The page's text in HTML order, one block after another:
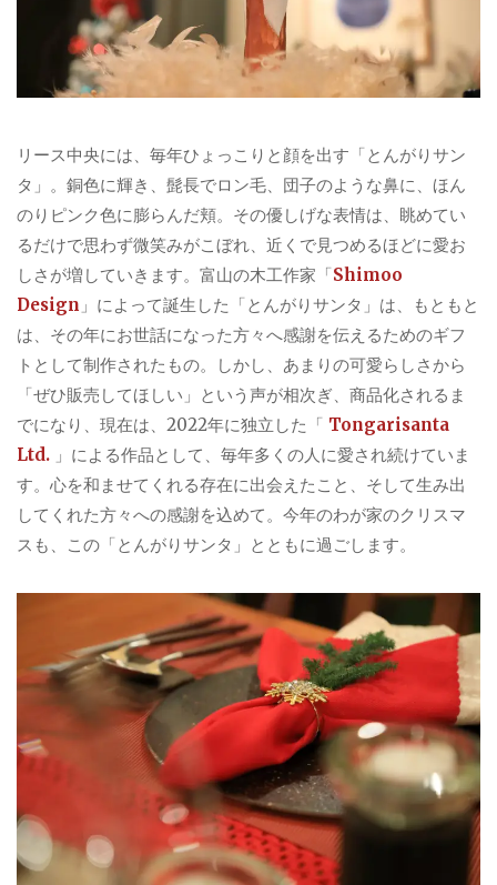
リース中央には、毎年ひょっこりと顔を出す「とんがりサン
タ」。銅色に輝き、髭長でロン毛、団子のような鼻に、ほん
のりピンク色に膨らんだ頬。その優しげな表情は、眺めてい
るだけで思わず微笑みがこぼれ、近くで見つめるほどに愛お
しさが増していきます。富山の木工作家「Shimoo
Design 」によって誕生した「とんがりサンタ」は、もともと
は、その年にお世話になった方々へ感謝を伝えるためのギフ
トとして制作されたもの。しかし、あまりの可愛らしさから
「ぜひ販売してほしい」という声が相次ぎ、商品化されるま
でになり、現在は、2022年に独立した「 Tongarisanta
Ltd. 」による作品として、毎年多くの人に愛され続けていま
す。心を和ませてくれる存在に出会えたこと、そして生み出
してくれた方々への感謝を込めて。今年のわが家のクリスマ
スも、この「とんがりサンタ」とともに過ごします。